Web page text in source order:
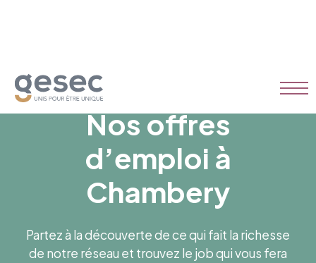
Nos offres
d’emploi à
Chambery
Partez à la découverte de ce qui fait la richesse
de notre réseau et trouvez le job qui vous fera